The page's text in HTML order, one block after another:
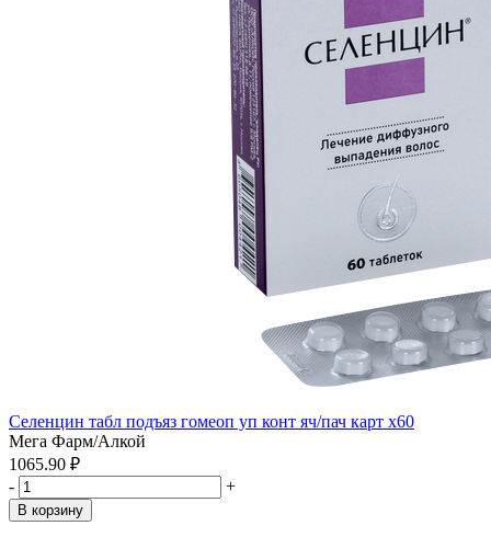
Селенцин табл подъяз гомеоп уп конт яч/пач карт x60
Мега Фарм/Алкой
1065.90 ₽
-
+
В корзину